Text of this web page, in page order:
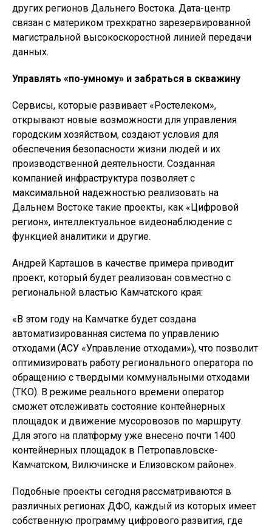
других регионов Дальнего Востока. Дата-центр
связан с материком трехкратно зарезервированной
магистральной высокоскоростной линией передачи
данных.
Управлять «по‑умному» и забраться в скважину
Сервисы, которые развивает «Ростелеком»,
открывают новые возможности для управления
городским хозяйством, создают условия для
обеспечения безопасности жизни людей и их
производственной деятельности. Созданная
компанией инфраструктура позволяет с
максимальной надежностью реализовать на
Дальнем Востоке такие проекты, как «Цифровой
регион», интеллектуальное видеонаблюдение с
функцией аналитики и другие.
Андрей Карташов в качестве примера приводит
проект, который будет реализован совместно с
региональной властью Камчатского края:
«В этом году на Камчатке будет создана
автоматизированная система по управлению
отходами (АСУ «Управление отходами»), что позволит
оптимизировать работу регионального оператора по
обращению с твердыми коммунальными отходами
(ТКО). В режиме реального времени оператор
сможет отслеживать состояние контейнерных
площадок и движение мусоровозов по маршруту.
Для этого на платформу уже внесено почти 1400
контейнерных площадок в Петропавловске-
Камчатском, Вилючинске и Елизовском районе».
Подобные проекты сегодня рассматриваются в
различных регионах ДФО, каждый из которых имеет
собственную программу цифрового развития, где